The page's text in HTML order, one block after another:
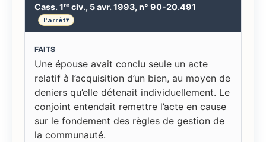
Cass. 1re civ., 5 avr. 1993, n° 90-20.491
l'arrêt▾
FAITS
Une épouse avait conclu seule un acte
relatif à l’acquisition d’un bien, au moyen de
deniers qu’elle détenait individuellement. Le
conjoint entendait remettre l’acte en cause
sur le fondement des règles de gestion de
la communauté.